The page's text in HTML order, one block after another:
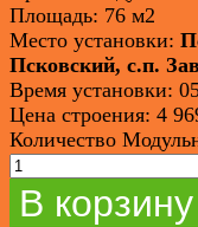
Площадь: 76 м2
Место установки:
Псковский, с.п.
Время установки:
Цена строения: 4
Количество
В корзину